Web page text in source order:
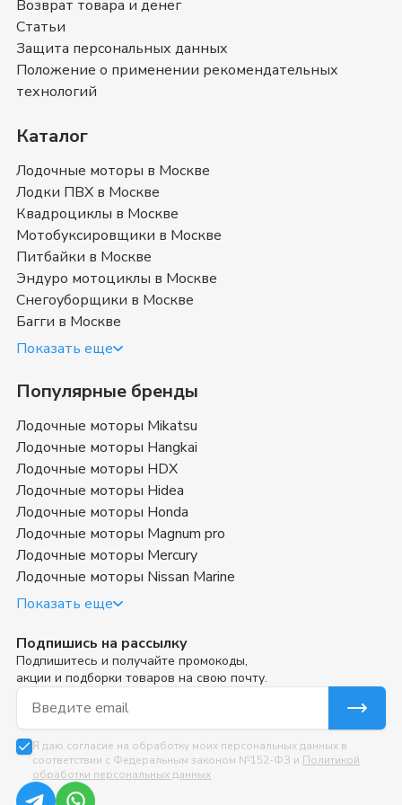
Снегоуборщики б/уи оставить свой отзыв.
Снегоуборщики б/у
Позвоните нам по телефону магазина в
(499) 117-00-53
8 (800) 351-17-74
удовольствием ответим на все интересующие
Снегоуборщики б/у
Московская область
и в любой город России.
Возврат товара и денег
Статьи
Защита персональных данных
Положение о применении рекомендательных
технологий
Каталог
Лодочные моторы в Москве
Лодки ПВХ в Москве
Квадроциклы в Москве
Мотобуксировщики в Москве
Питбайки в Москве
Эндуро мотоциклы в Москве
Снегоуборщики в Москве
Багги в Москве
Показать еще
Популярные бренды
Лодочные моторы Mikatsu
Лодочные моторы Hangkai
Лодочные моторы HDX
Лодочные моторы Hidea
Лодочные моторы Honda
Лодочные моторы Magnum pro
Лодочные моторы Mercury
Лодочные моторы Nissan Marine
Показать еще
Подпишись на рассылку
Подпишитесь и получайте промокоды,
акции и подборки товаров на свою почту.
Email для подписки
Я даю согласие на обработку моих персональных данных в
соответствии с Федеральным законом №152-ФЗ и Политикой
обработки персональных данных